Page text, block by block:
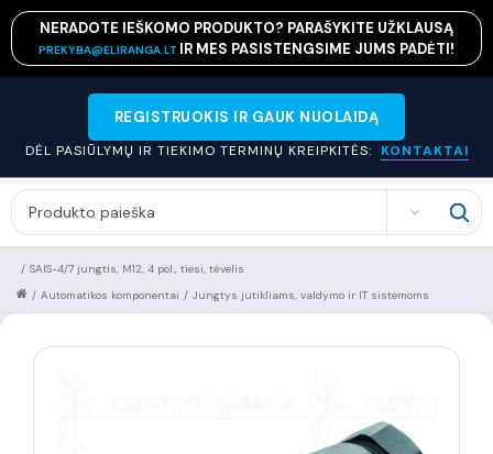
NERADOTE IEŠKOMO PRODUKTO? PARAŠYKITE UŽKLAUSĄ
PREKYBA@ELIRANGA.LT IR MES PASISTENGSIME JUMS PADĖTI!
REGISTRUOKIS IR GAUK NUOLAIDĄ
DĖL PASIŪLYMŲ IR TIEKIMO TERMINŲ KREIPKITĖS: KONTAKTAI
SEARCH
SAIS-4/7 jungtis, M12, 4 pol., tiesi, tėvelis
/
Jungtys jutikliams, valdymo ir IT sistemoms
/
Automatikos komponentai
/